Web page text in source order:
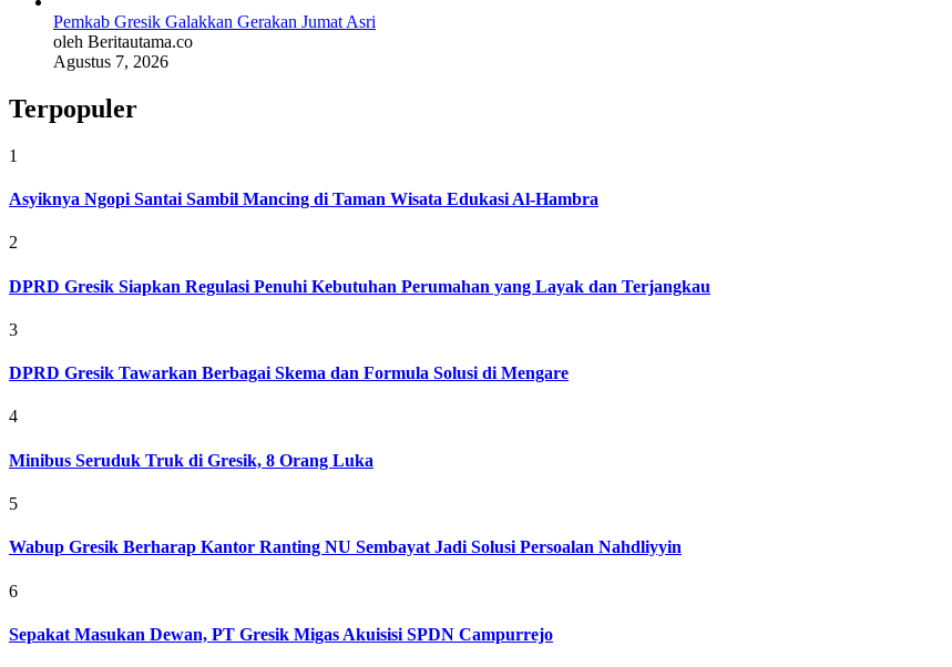
Pemkab Gresik Galakkan Gerakan Jumat Asri
oleh Beritautama.co
Agustus 7, 2026
Terpopuler
1
Asyiknya Ngopi Santai Sambil Mancing di Taman Wisata Edukasi Al-Hambra
2
DPRD Gresik Siapkan Regulasi Penuhi Kebutuhan Perumahan yang Layak dan Terjangkau
3
DPRD Gresik Tawarkan Berbagai Skema dan Formula Solusi di Mengare
4
Minibus Seruduk Truk di Gresik, 8 Orang Luka
5
Wabup Gresik Berharap Kantor Ranting NU Sembayat Jadi Solusi Persoalan Nahdliyyin
6
Sepakat Masukan Dewan, PT Gresik Migas Akuisisi SPDN Campurrejo